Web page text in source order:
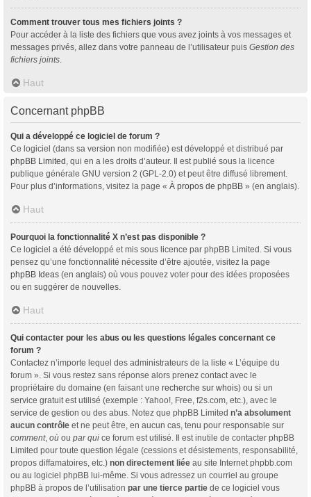
Comment trouver tous mes fichiers joints ?
Pour accéder à la liste des fichiers que vous avez joints à vos messages et
messages privés, allez dans votre panneau de l’utilisateur puis Gestion des
fichiers joints.
Haut
Concernant phpBB
Qui a développé ce logiciel de forum ?
Ce logiciel (dans sa version non modifiée) est développé et distribué par
phpBB Limited , qui en a les droits d’auteur. Il est publié sous la licence
publique générale GNU version 2 (GPL-2.0) et peut être diffusé librement.
Pour plus d’informations, visitez la page « À propos de phpBB » (en anglais).
Haut
Pourquoi la fonctionnalité X n’est pas disponible ?
Ce logiciel a été développé et mis sous licence par phpBB Limited. Si vous
pensez qu’une fonctionnalité nécessite d’être ajoutée, visitez la page
phpBB Ideas (en anglais) où vous pouvez voter pour des idées proposées
ou en suggérer de nouvelles.
Haut
Qui contacter pour les abus ou les questions légales concernant ce
forum ?
Contactez n’importe lequel des administrateurs de la liste « L’équipe du
forum ». Si vous restez sans réponse alors prenez contact avec le
propriétaire du domaine (en faisant une recherche sur whois) ou si un
service gratuit est utilisé (exemple : Yahoo!, Free, f2s.com, etc.), avec le
service de gestion ou des abus. Notez que phpBB Limited n’a absolument
aucun contrôle et ne peut être, en aucun cas, tenu pour responsable sur
comment, où ou par qui ce forum est utilisé. Il est inutile de contacter phpBB
Limited pour toute question légale (cessions et désistements, responsabilité,
propos diffamatoires, etc.) non directement liée au site Internet phpbb.com
ou au logiciel phpBB lui-même. Si vous adressez un courriel au groupe
phpBB à propos de l’utilisation par une tierce partie de ce logiciel vous